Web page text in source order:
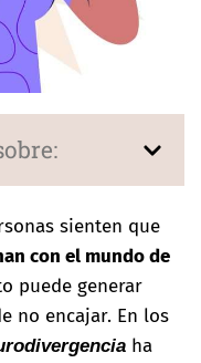
sienten que
con el mundo de
puede generar
no encajar. En los
ha